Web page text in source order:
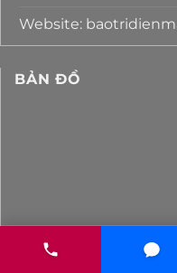
Website:
BẢN ĐỒ